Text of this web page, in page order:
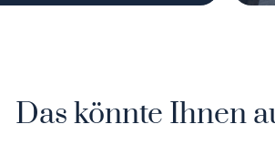
Das könnte Ihnen